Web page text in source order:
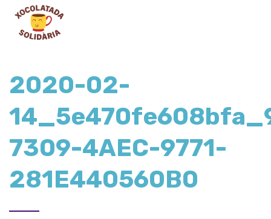
2020-02-
7309-4AEC-9771-
281E440560B0